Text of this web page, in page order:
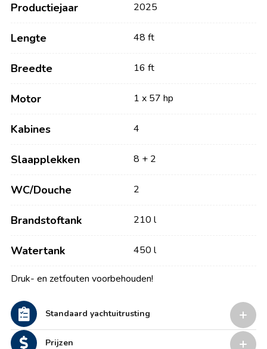
Productiejaar 2025
Lengte 48 ft
Breedte 16 ft
Motor 1 x 57 hp
Kabines 4
Slaapplekken 8 + 2
WC/Douche 2
Brandstoftank 210 l
Watertank 450 l
Druk- en zetfouten voorbehouden!
Standaard yachtuitrusting
Prijzen